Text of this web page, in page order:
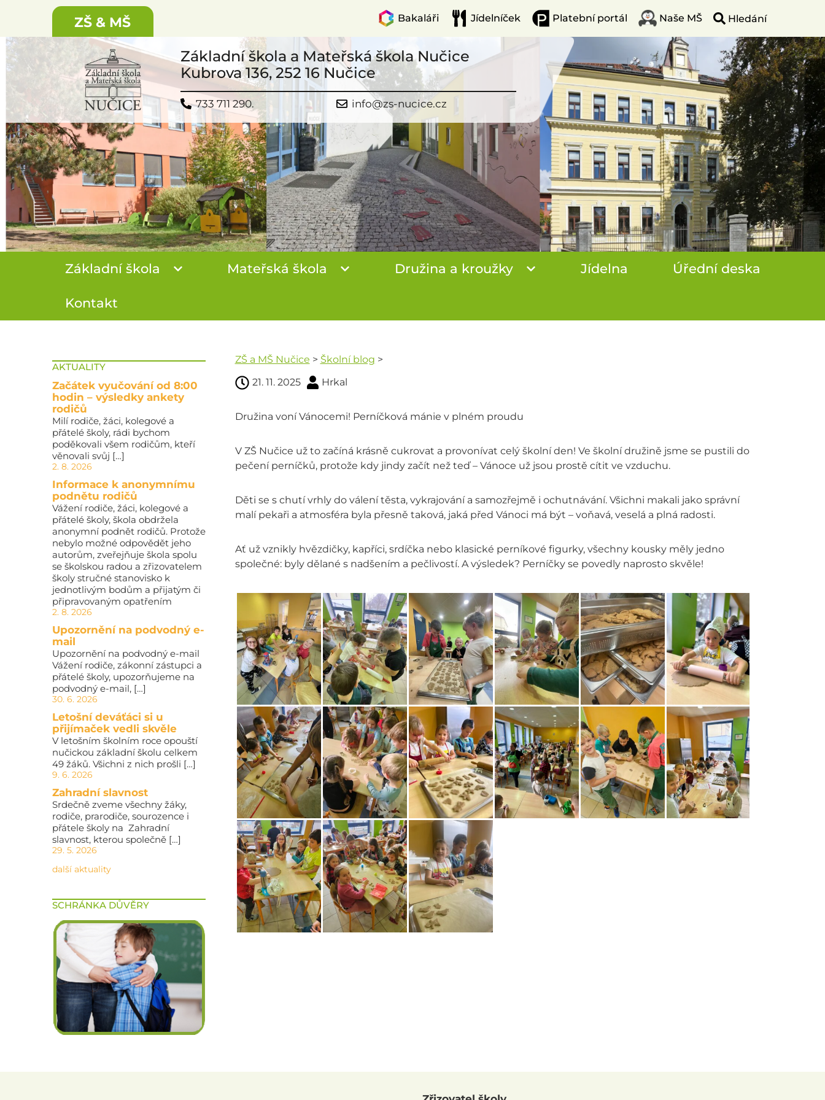
ZŠ & MŠ Bakaláři Jídelníček Platební portál Naše MŠ
Základní škola a Mateřská škola Nučice
Kubrova 136, 252 16 Nučice
733 711 290. info@zs-nucice.cz
Základní škola Mateřská škola Družina a kroužky Jídelna Úřední deska
Kontakt
AKTUALITY
Začátek vyučování od 8:00
hodin – výsledky ankety
rodičů
Milí rodiče, žáci, kolegové a
přátelé školy, rádi bychom
poděkovali všem rodičům, kteří
věnovali svůj […]
2. 8. 2026
Informace k anonymnímu
podnětu rodičů
Vážení rodiče, žáci, kolegové a
přátelé školy, škola obdržela
anonymní podnět rodičů. Protože
nebylo možné odpovědět jeho
autorům, zveřejňuje škola spolu
se školskou radou a zřizovatelem
školy stručné stanovisko k
jednotlivým bodům a přijatým či
připravovaným opatřením
2. 8. 2026
Upozornění na podvodný e-
mail
Upozornění na podvodný e-mail
Vážení rodiče, zákonní zástupci a
přátelé školy, upozorňujeme na
podvodný e-mail, […]
30. 6. 2026
Letošní deváťáci si u
přijímaček vedli skvěle
V letošním školním roce opouští
nučickou základní školu celkem
49 žáků. Všichni z nich prošli […]
9. 6. 2026
Zahradní slavnost
Srdečně zveme všechny žáky,
rodiče, prarodiče, sourozence i
přátele školy na Zahradní
slavnost, kterou společně […]
29. 5. 2026
další aktuality
SCHRÁNKA DŮVĚRY
ZŠ a MŠ Nučice > Školní blog >
21. 11. 2025
Hrkal
Družina voní Vánocemi! Perníčková mánie v plném proudu
V ZŠ Nučice už to začíná krásně cukrovat a provonívat celý školní den! Ve školní družině jsme se pustili do
pečení perníčků, protože kdy jindy začít než teď – Vánoce už jsou prostě cítit ve vzduchu.
Děti se s chutí vrhly do válení těsta, vykrajování a samozřejmě i ochutnávání. Všichni makali jako správní
malí pekaři a atmosféra byla přesně taková, jaká před Vánoci má být – voňavá, veselá a plná radosti.
Ať už vznikly hvězdičky, kapříci, srdíčka nebo klasické perníkové figurky, všechny kousky měly jedno
společné: byly dělané s nadšením a pečlivostí. A výsledek? Perníčky se povedly naprosto skvěle!